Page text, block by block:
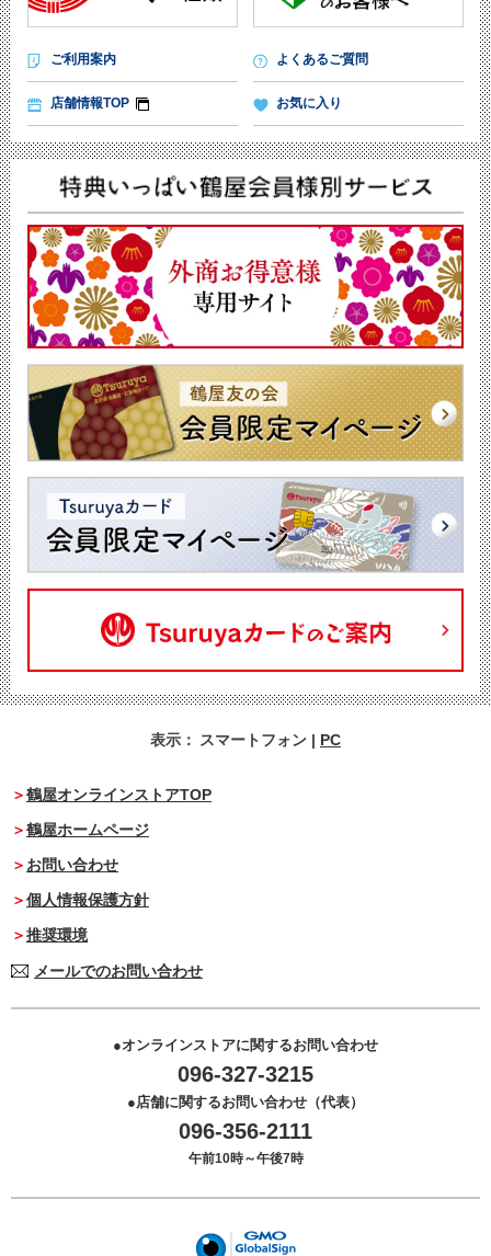
ご利用案内 よくあるご質問
店舗情報TOP お気に入り
表示： スマートフォン | PC
鶴屋オンラインストアTOP
鶴屋ホームページ
お問い合わせ
個人情報保護方針
推奨環境
メールでのお問い合わせ
オンラインストアに関するお問い合わせ
096-327-3215
店舗に関するお問い合わせ（代表）
096-356-2111
午前10時～午後7時